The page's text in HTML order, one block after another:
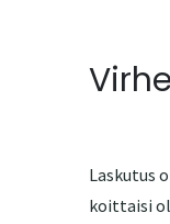
Laskutus
koittaisi